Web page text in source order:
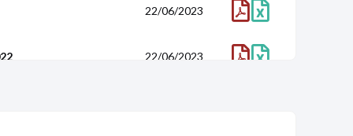
22/06/2023
22/06/2023